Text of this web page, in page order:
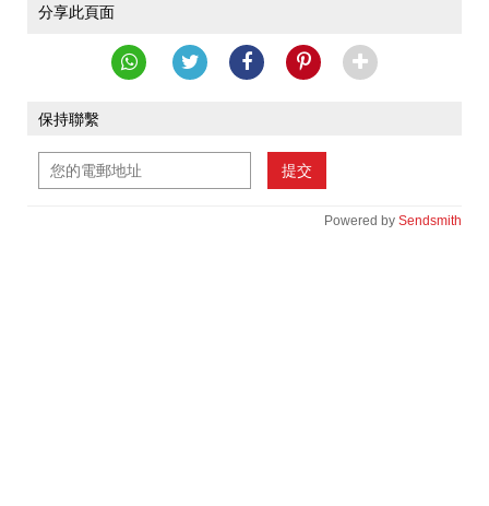
分享此頁面
保持聯繫
提交
Powered by Sendsmith